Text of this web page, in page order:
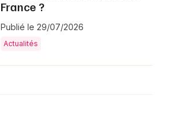
France ?
Publié le 29/07/2026
Actualités